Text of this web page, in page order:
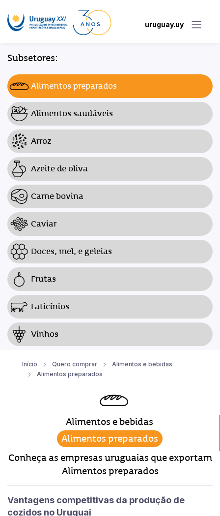
uruguay.uy
Subsetores:
Alimentos preparados
Alimentos saudáveis
Arroz
Azeite de oliva
Carne bovina
Caviar
Doces, mel, e geleias
Frutas
Laticínios
Vinhos
Início Quero comprar
Alimentos e bebidas
Alimentos preparados
Alimentos e bebidas
Alimentos preparados
Conheça as empresas uruguaias que exportam
Alimentos preparados
Vantagens competitivas da produção de
cozidos no Uruguai